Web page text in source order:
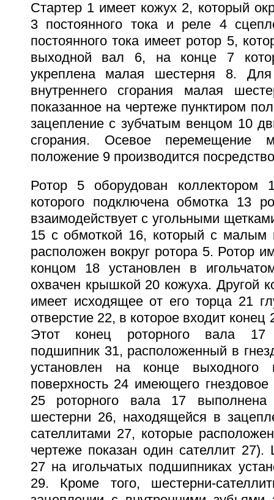
Стартер 1 имеет кожух 2, который
3 постоянного тока и реле 4
постоянного тока имеет ротор 5,
выходной вал 6, на конце 7
укреплена малая шестерня 8. Для
внутреннего сгорания малая
показанное на чертеже пунктиром
зацепление с зубчатым венцом 10
сгорания. Осевое перемещение
положение 9 производится
Ротор 5 оборудован коллектором
которого подключена обмотка 13
взаимодействует с угольными
15 с обмоткой 16, который с малым
расположен вокруг ротора 5. Ротор
концом 18 установлен в
охвачен крышкой 20 кожуха. Другой
имеет исходящее от его торца 21
отверстие 22, в которое входит
Этот конец роторного вала 17
подшипник 31, расположенный в
установлен на конце
поверхность 24 имеющего
25 роторного вала 17
шестерни 26, находящейся в
сателлитами 27, которые
чертеже показан один сателлит 27).
27 на игольчатых подшипниках
29. Кроме того, шестерни-